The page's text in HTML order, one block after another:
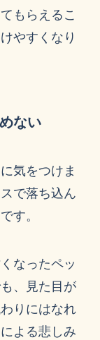
もらえるこ
やすくなり
ない
気をつけま
で落ち込ん
す。
なったペッ
、見た目が
りにはなれ
よる悲しみ